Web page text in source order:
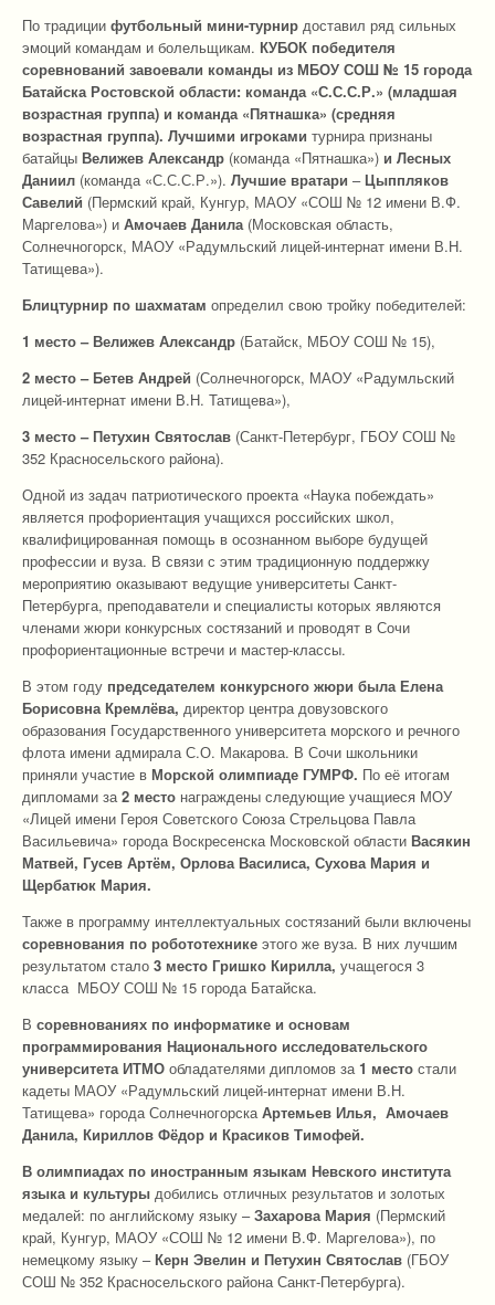
По традиции футбольный мини-турнир доставил ряд сильных
эмоций командам и болельщикам. КУБОК победителя
соревнований завоевали команды из МБОУ СОШ № 15 города
Батайска Ростовской области: команда «С.С.С.Р.» (младшая
возрастная группа) и команда «Пятнашка» (средняя
возрастная группа). Лучшими игроками турнира признаны
батайцы Велижев Александр (команда «Пятнашка») и Лесных
Даниил (команда «С.С.С.Р.»). Лучшие вратари –Цыппляков
Савелий (Пермский край, Кунгур, МАОУ «СОШ № 12 имени В.Ф.
Маргелова») и Амочаев Данила (Московская область,
Солнечногорск, МАОУ «Радумльский лицей-интернат имени В.Н.
Татищева»).
Блицтурнир по шахматам определил свою тройку победителей:
1 место – Велижев Александр (Батайск, МБОУ СОШ № 15),
2 место – Бетев Андрей (Солнечногорск, МАОУ «Радумльский
лицей-интернат имени В.Н. Татищева»),
3 место – Петухин Святослав (Санкт-Петербург, ГБОУ СОШ №
352 Красносельского района).
Одной из задач патриотического проекта «Наука побеждать»
является профориентация учащихся российских школ,
квалифицированная помощь в осознанном выборе будущей
профессии и вуза. В связи с этим традиционную поддержку
мероприятию оказывают ведущие университеты Санкт-
Петербурга, преподаватели и специалисты которых являются
членами жюри конкурсных состязаний и проводят в Сочи
профориентационные встречи и мастер-классы.
В этом году председателем конкурсного жюри была Елена
Борисовна Кремлёва, директор центра довузовского
образования Государственного университета морского и речного
флота имени адмирала С.О. Макарова. В Сочи школьники
приняли участие в Морской олимпиаде ГУМРФ. По её итогам
дипломами за 2 место награждены следующие учащиеся МОУ
«Лицей имени Героя Советского Союза Стрельцова Павла
Васильевича» города Воскресенска Московской области Васякин
Матвей, Гусев Артём, Орлова Василиса, Сухова Мария и
Щербатюк Мария.
Также в программу интеллектуальных состязаний были включены
соревнования по робототехнике этого же вуза. В них лучшим
результатом стало 3 место Гришко Кирилла, учащегося 3
класса МБОУ СОШ № 15 города Батайска.
В соревнованиях по информатике и основам
программирования Национального исследовательского
университета ИТМО обладателями дипломов за 1 место стали
кадеты МАОУ «Радумльский лицей-интернат имени В.Н.
Татищева» города Солнечногорска Артемьев Илья, Амочаев
Данила, Кириллов Фёдор и Красиков Тимофей.
В олимпиадах по иностранным языкам Невского института
языка и культуры добились отличных результатов и золотых
медалей: по английскому языку –Захарова Мария (Пермский
край, Кунгур, МАОУ «СОШ № 12 имени В.Ф. Маргелова»), по
немецкому языку – Керн Эвелин и Петухин Святослав (ГБОУ
СОШ № 352 Красносельского района Санкт-Петербурга).